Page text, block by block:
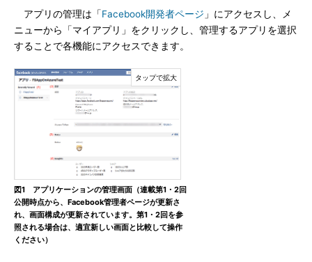
アプリの管理は「Facebook開発者ページ 」にアクセスし、メ
ニューから「マイアプリ」をクリックし、管理するアプリを選択
することで各機能にアクセスできます。
図1 アプリケーションの管理画面（連載第1・2回
公開時点から、Facebook管理者ページが更新さ
れ、画面構成が更新されています。第1・2回を参
照される場合は、適宜新しい画面と比較して操作
ください）